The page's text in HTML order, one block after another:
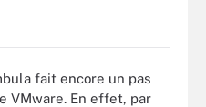
fait encore un pas
VMware. En effet, par